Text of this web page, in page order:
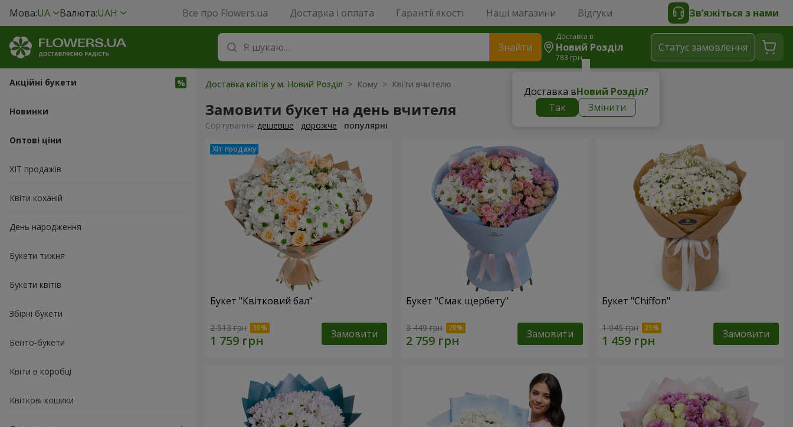
Мова:UA Валюта:UAH Все про Flowers.ua Доставка і оплата Гарантії якості Наші магазини Відгуки Зв’яжіться з нами
Знайти
Доставка в
Новий Розділ
783 грн
Доставка вНовий Розділ?
Так
Змінити
Статус замовлення
Акційні букети
Новинки
Оптові ціни
ХІТ продажів
Квіти коханій
День народження
Букети тижня
Букети квітів
Збірні букети
Бенто-букети
Квіти в коробці
Квіткові кошики
Доставка квітів у м. Новий Розділ > Кому > Квіти вчителю
Замовити букет на день вчителя
Сортування: дешевше дорожче популярні
Букет "Квітковий бал"
2 513 грн Замовити
Букет "Смак щербету"
3 449 грн Замовити
Букет "Chiffon"
1 945 грн Замовити